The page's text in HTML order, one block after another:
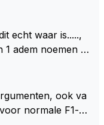
echt waar is.....,
1 adem noemen m
mij voorstellen d
maar heb jij
of de dappere b
ook va
normale F1-fa